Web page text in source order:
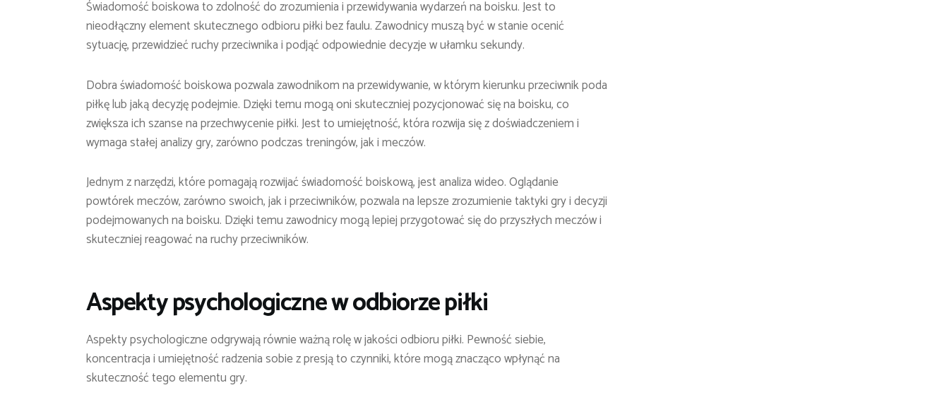
Świadomość boiskowa to zdolność do zrozumienia i przewidywania wydarzeń na boisku. Jest to
nieodłączny element skutecznego odbioru piłki bez faulu. Zawodnicy muszą być w stanie ocenić
sytuację, przewidzieć ruchy przeciwnika i podjąć odpowiednie decyzje w ułamku sekundy.
Dobra świadomość boiskowa pozwala zawodnikom na przewidywanie, w którym kierunku przeciwnik poda
piłkę lub jaką decyzję podejmie. Dzięki temu mogą oni skuteczniej pozycjonować się na boisku, co
zwiększa ich szanse na przechwycenie piłki. Jest to umiejętność, która rozwija się z doświadczeniem i
wymaga stałej analizy gry, zarówno podczas treningów, jak i meczów.
Jednym z narzędzi, które pomagają rozwijać świadomość boiskową, jest analiza wideo. Oglądanie
powtórek meczów, zarówno swoich, jak i przeciwników, pozwala na lepsze zrozumienie taktyki gry i decyzji
podejmowanych na boisku. Dzięki temu zawodnicy mogą lepiej przygotować się do przyszłych meczów i
skuteczniej reagować na ruchy przeciwników.
Aspekty psychologiczne w odbiorze piłki
Aspekty psychologiczne odgrywają równie ważną rolę w jakości odbioru piłki. Pewność siebie,
koncentracja i umiejętność radzenia sobie z presją to czynniki, które mogą znacząco wpłynąć na
skuteczność tego elementu gry.